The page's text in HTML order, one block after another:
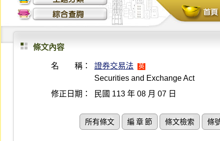
條文內容
名 稱： 證券交易法 英
Securities and Exchange Act
修正日期：
民國 113 年 08 月 07 日
所有條文 編 章 節 條文檢索 條